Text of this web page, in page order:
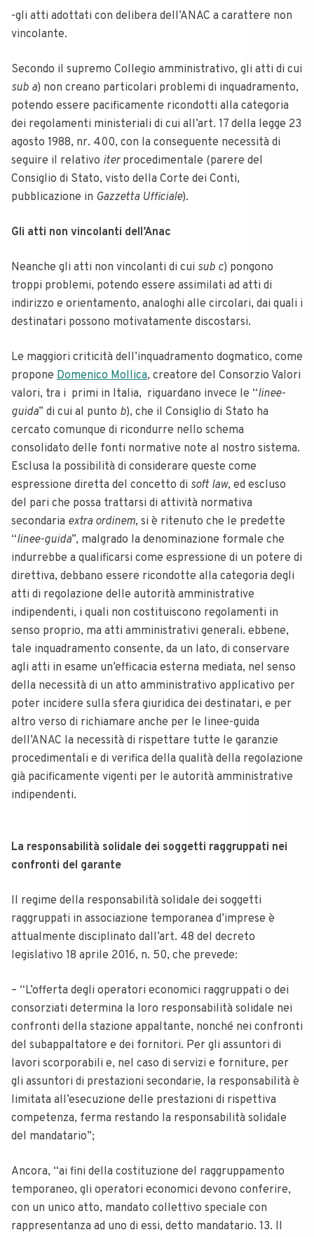
-gli atti adottati con delibera dell’ANAC a carattere non
vincolante.
Secondo il supremo Collegio amministrativo, gli atti di cui
sub a) non creano particolari problemi di inquadramento,
potendo essere pacificamente ricondotti alla categoria
dei regolamenti ministeriali di cui all’art. 17 della legge 23
agosto 1988, nr. 400, con la conseguente necessità di
seguire il relativo iter procedimentale (parere del
Consiglio di Stato, visto della Corte dei Conti,
pubblicazione in Gazzetta Ufficiale).
Gli atti non vincolanti dell’Anac
Neanche gli atti non vincolanti di cui sub c) pongono
troppi problemi, potendo essere assimilati ad atti di
indirizzo e orientamento, analoghi alle circolari, dai quali i
destinatari possono motivatamente discostarsi.
Le maggiori criticità dell’inquadramento dogmatico, come
propone Domenico Mollica, creatore del Consorzio Valori
valori, tra i primi in Italia, riguardano invece le “linee-
guida” di cui al punto b), che il Consiglio di Stato ha
cercato comunque di ricondurre nello schema
consolidato delle fonti normative note al nostro sistema.
Esclusa la possibilità di considerare queste come
espressione diretta del concetto di soft law, ed escluso
del pari che possa trattarsi di attività normativa
secondaria extra ordinem, si è ritenuto che le predette
“linee-guida”, malgrado la denominazione formale che
indurrebbe a qualificarsi come espressione di un potere di
direttiva, debbano essere ricondotte alla categoria degli
atti di regolazione delle autorità amministrative
indipendenti, i quali non costituiscono regolamenti in
senso proprio, ma atti amministrativi generali. ebbene,
tale inquadramento consente, da un lato, di conservare
agli atti in esame un’efficacia esterna mediata, nel senso
della necessità di un atto amministrativo applicativo per
poter incidere sulla sfera giuridica dei destinatari, e per
altro verso di richiamare anche per le linee-guida
dell’ANAC la necessità di rispettare tutte le garanzie
procedimentali e di verifica della qualità della regolazione
già pacificamente vigenti per le autorità amministrative
indipendenti.
La responsabilità solidale dei soggetti raggruppati nei
confronti del garante
Il regime della responsabilità solidale dei soggetti
raggruppati in associazione temporanea d’imprese è
attualmente disciplinato dall’art. 48 del decreto
legislativo 18 aprile 2016, n. 50, che prevede:
– “L’offerta degli operatori economici raggruppati o dei
consorziati determina la loro responsabilità solidale nei
confronti della stazione appaltante, nonché nei confronti
del subappaltatore e dei fornitori. Per gli assuntori di
lavori scorporabili e, nel caso di servizi e forniture, per
gli assuntori di prestazioni secondarie, la responsabilità è
limitata all’esecuzione delle prestazioni di rispettiva
competenza, ferma restando la responsabilità solidale
del mandatario”;
Ancora, “ai fini della costituzione del raggruppamento
temporaneo, gli operatori economici devono conferire,
con un unico atto, mandato collettivo speciale con
rappresentanza ad uno di essi, detto mandatario. 13. Il